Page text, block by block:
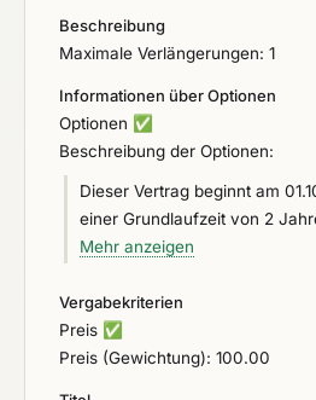
Beschreibung
Maximale Verlängerungen: 1
Informationen über Optionen
Optionen ✅
Beschreibung der Optionen:
Dieser Vertrag beginnt am
einer Grundlaufzeit von 2
mit der Option der einmaligen
Kalendermonaten zum
gekündigt, so verlängert er
längstens bis zum
Mehr anzeigen
Vergabekriterien
Preis ✅
Preis (Gewichtung): 100.00